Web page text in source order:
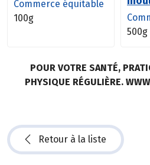
Commerce équitable
100g
500g
POUR VOTRE SANTÉ,
PHYSIQUE RÉGULIÈRE.
Retour à la liste